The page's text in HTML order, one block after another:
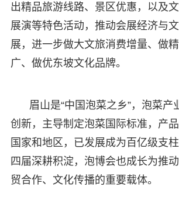
出精品旅游线路、景区优惠，以及
展演等特色活动，推动会展经济与
展，进一步做大文旅消费增量、做
广、做优东坡文化品牌。
眉山是“中国泡菜之乡”，泡菜产
创新，主导制定泡菜国际标准，产
国家和地区，已发展成为百亿级支
四届深耕积淀，泡博会也成长为推
贸合作、文化传播的重要载体。